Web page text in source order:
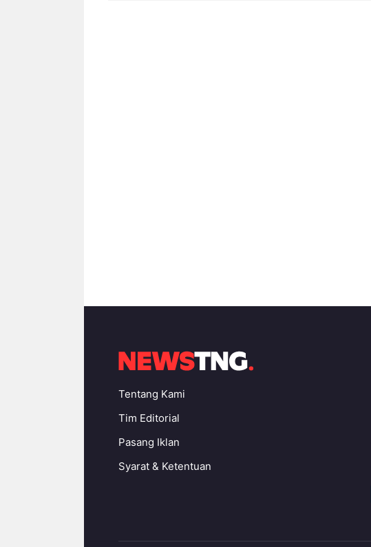
Tentang Kami
Tim Editorial
Pasang Iklan
Syarat & Ketentuan